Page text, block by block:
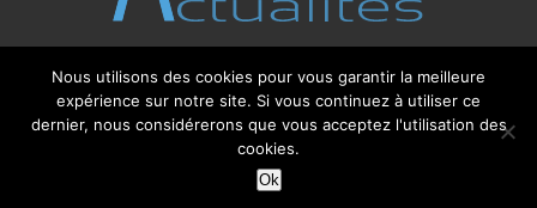
© 2017 - 2025 Alfortville Actualités - Tous droits
réservés. Editeur : Sébastien Glotin - l'Agence-i
RETOUR HAUT DE PAGE
Nous utilisons des cookies pour vous garantir la meilleure
expérience sur notre site. Si vous continuez à utiliser ce
dernier, nous considérerons que vous acceptez l'utilisation des
cookies.
Ok